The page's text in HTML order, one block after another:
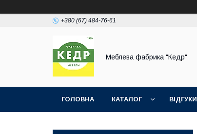
+380 (67) 484-76-61
Меблева фабрика "Кедр"
ГОЛОВНА КАТАЛОГ ВІДГУКИ